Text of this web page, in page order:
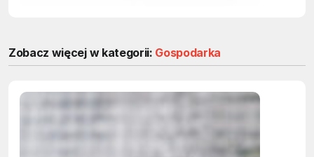
Zobacz więcej w kategorii: Gospodarka